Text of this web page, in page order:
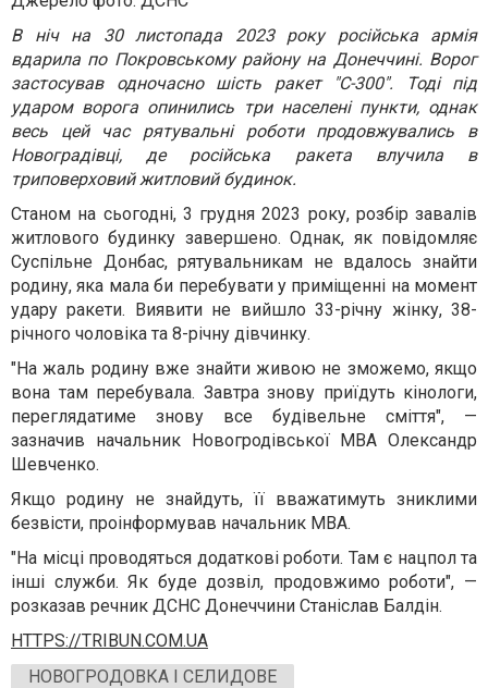
В ніч на 30 листопада 2023 року російська армія
вдарила по Покровському району на Донеччині. Ворог
застосував одночасно шість ракет "С-300". Тоді під
ударом ворога опинились три населені пункти, однак
весь цей час рятувальні роботи продовжувались в
Новоградівці, де російська ракета влучила в
триповерховий житловий будинок.
Станом на сьогодні, 3 грудня 2023 року, розбір завалів
житлового будинку завершено. Однак, як повідомляє
Суспільне Донбас, рятувальникам не вдалось знайти
родину, яка мала би перебувати у приміщенні на момент
удару ракети. Виявити не вийшло 33-річну жінку, 38-
річного чоловіка та 8-річну дівчинку.
"На жаль родину вже знайти живою не зможемо, якщо
вона там перебувала. Завтра знову приїдуть кінологи,
переглядатиме знову все будівельне сміття", —
зазначив начальник Новогродівської МВА Олександр
Шевченко.
Якщо родину не знайдуть, її вважатимуть зниклими
безвісти, проінформував начальник МВА.
"На місці проводяться додаткові роботи. Там є нацпол та
інші служби. Як буде дозвіл, продовжимо роботи", —
розказав речник ДСНС Донеччини Станіслав Балдін.
HTTPS://TRIBUN.COM.UA
НОВОГРОДОВКА І СЕЛИДОВЕ